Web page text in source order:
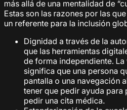
más allá de una mentalidad de
Estas son las razones por las
un referente para la inclusión
Dignidad a través de la
que las herramientas
de forma independiente.
significa que una persona
pantalla o una navegación
tener que pedir ayuda para
pedir una cita médica.